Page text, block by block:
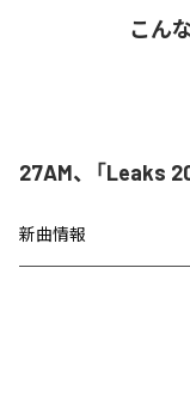
こん
27AM、「Leaks
新曲情報